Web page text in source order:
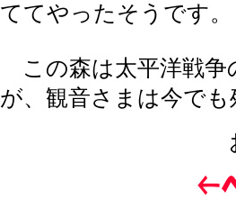
ててやったそうです。
この森は太平洋戦争
が、観音さまは今で